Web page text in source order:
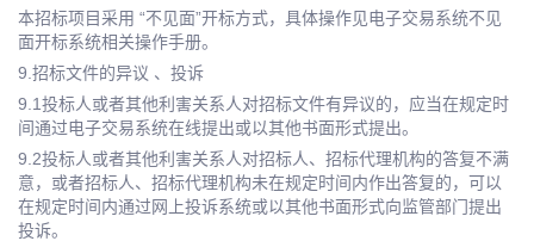
本招标项目采用 “不见面”开标方式，具体操作见电子交易系统不见
面开标系统相关操作手册。
9.招标文件的异议 、投诉
9.1投标人或者其他利害关系人对招标文件有异议的，应当在规定时
间通过电子交易系统在线提出或以其他书面形式提出。
9.2投标人或者其他利害关系人对招标人、招标代理机构的答复不满
意，或者招标人、招标代理机构未在规定时间内作出答复的，可以
在规定时间内通过网上投诉系统或以其他书面形式向监管部门提出
投诉。